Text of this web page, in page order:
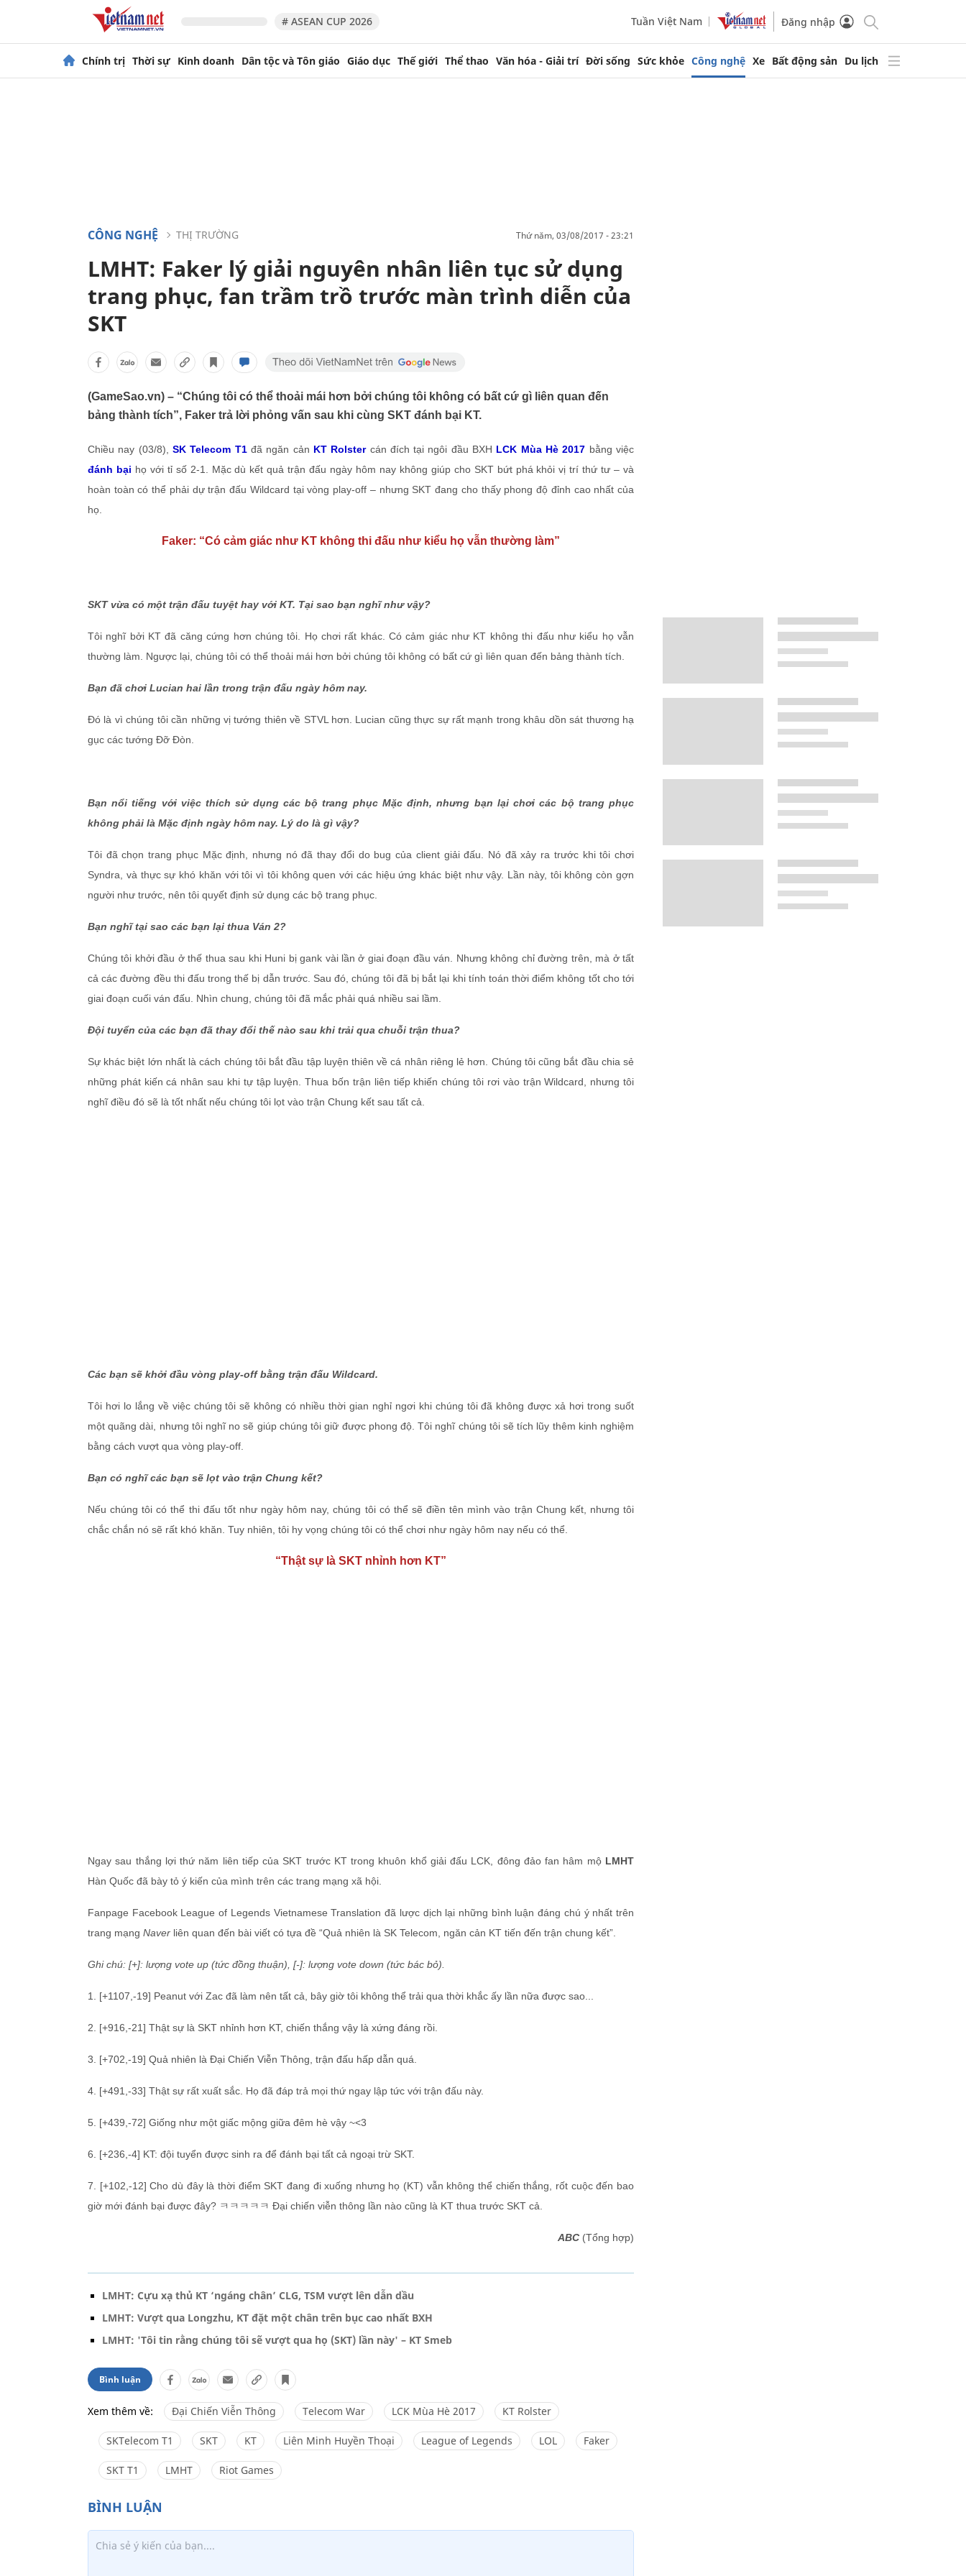
# ASEAN CUP 2026 Tuần Việt Nam Đăng nhập
Chính trị Thời sự Kinh doanh Dân tộc và Tôn giáo Giáo dục Thế giới Thể thao Văn hóa - Giải trí Đời sống Sức khỏe Công nghệ Xe Bất động sản Du lịch
CÔNG NGHỆ THỊ TRƯỜNG thứ năm, 03/08/2017 - 23:21
LMHT: Faker lý giải nguyên nhân liên tục sử dụng
trang phục, fan trầm trồ trước màn trình diễn của
SKT
(GameSao.vn) – “Chúng tôi có thể thoải mái hơn bởi chúng tôi không có bất cứ gì liên quan đến
bảng thành tích”, Faker trả lời phỏng vấn sau khi cùng SKT đánh bại KT.
Chiều nay (03/8), SK Telecom T1đã ngăn cản KT Rolstercán đích tại ngôi đầu BXH LCK Mùa Hè 2017 bằng việc
đánh bại họ với tỉ số 2-1. Mặc dù kết quả trận đấu ngày hôm nay không giúp cho SKT bứt phá khỏi vị trí thứ tư – và
hoàn toàn có thể phải dự trận đấu Wildcard tại vòng play-off – nhưng SKT đang cho thấy phong độ đỉnh cao nhất của
họ.
Faker: “Có cảm giác như KT không thi đấu như kiểu họ vẫn thường làm”
SKT vừa có một trận đấu tuyệt hay với KT. Tại sao bạn nghĩ như vậy?
Tôi nghĩ bởi KT đã căng cứng hơn chúng tôi. Họ chơi rất khác. Có cảm giác như KT không thi đấu như kiểu họ vẫn
thường làm. Ngược lại, chúng tôi có thể thoải mái hơn bởi chúng tôi không có bất cứ gì liên quan đến bảng thành tích.
Bạn đã chơi Lucian hai lần trong trận đấu ngày hôm nay.
Đó là vì chúng tôi cần những vị tướng thiên về STVL hơn. Lucian cũng thực sự rất mạnh trong khâu dồn sát thương hạ
gục các tướng Đỡ Đòn.
Bạn nổi tiếng với việc thích sử dụng các bộ trang phục Mặc định, nhưng bạn lại chơi các bộ trang phục
không phải là Mặc định ngày hôm nay. Lý do là gì vậy?
Tôi đã chọn trang phục Mặc định, nhưng nó đã thay đổi do bug của client giải đấu. Nó đã xảy ra trước khi tôi chơi
Syndra, và thực sự khó khăn với tôi vì tôi không quen với các hiệu ứng khác biệt như vậy. Lần này, tôi không còn gợn
người như trước, nên tôi quyết định sử dụng các bộ trang phục.
Bạn nghĩ tại sao các bạn lại thua Ván 2?
Chúng tôi khởi đầu ở thế thua sau khi Huni bị gank vài lần ở giai đoạn đầu ván. Nhưng không chỉ đường trên, mà ở tất
cả các đường đều thi đấu trong thế bị dẫn trước. Sau đó, chúng tôi đã bị bắt lại khi tính toán thời điểm không tốt cho tới
giai đoạn cuối ván đấu. Nhìn chung, chúng tôi đã mắc phải quá nhiều sai lầm.
Đội tuyển của các bạn đã thay đổi thế nào sau khi trải qua chuỗi trận thua?
Sự khác biệt lớn nhất là cách chúng tôi bắt đầu tập luyện thiên về cá nhân riêng lẻ hơn. Chúng tôi cũng bắt đầu chia sẻ
những phát kiến cá nhân sau khi tự tập luyện. Thua bốn trận liên tiếp khiến chúng tôi rơi vào trận Wildcard, nhưng tôi
nghĩ điều đó sẽ là tốt nhất nếu chúng tôi lọt vào trận Chung kết sau tất cả.
Các bạn sẽ khởi đầu vòng play-off bằng trận đấu Wildcard.
Tôi hơi lo lắng về việc chúng tôi sẽ không có nhiều thời gian nghỉ ngơi khi chúng tôi đã không được xả hơi trong suốt
một quãng dài, nhưng tôi nghĩ no sẽ giúp chúng tôi giữ được phong độ. Tôi nghĩ chúng tôi sẽ tích lũy thêm kinh nghiệm
bằng cách vượt qua vòng play-off.
Bạn có nghĩ các bạn sẽ lọt vào trận Chung kết?
Nếu chúng tôi có thể thi đấu tốt như ngày hôm nay, chúng tôi có thể sẽ điền tên mình vào trận Chung kết, nhưng tôi
chắc chắn nó sẽ rất khó khăn. Tuy nhiên, tôi hy vọng chúng tôi có thể chơi như ngày hôm nay nếu có thể.
“Thật sự là SKT nhỉnh hơn KT”
Ngay sau thắng lợi thứ năm liên tiếp của SKT trước KT trong khuôn khổ giải đấu LCK, đông đảo fan hâm mộ LMHT
Hàn Quốc đã bày tỏ ý kiến của mình trên các trang mạng xã hội.
Fanpage Facebook League of Legends Vietnamese Translation đã lược dịch lại những bình luận đáng chú ý nhất trên
trang mạng Naver liên quan đến bài viết có tựa đề “Quả nhiên là SK Telecom, ngăn cản KT tiến đến trận chung kết”.
Ghi chú: [+]: lượng vote up (tức đồng thuận), [-]: lượng vote down (tức bác bỏ).
1. [+1107,-19] Peanut với Zac đã làm nên tất cả, bây giờ tôi không thể trải qua thời khắc ấy lần nữa được sao...
2. [+916,-21] Thật sự là SKT nhỉnh hơn KT, chiến thắng vậy là xứng đáng rồi.
3. [+702,-19] Quả nhiên là Đại Chiến Viễn Thông, trận đấu hấp dẫn quá.
4. [+491,-33] Thật sự rất xuất sắc. Họ đã đáp trả mọi thứ ngay lập tức với trận đấu này.
5. [+439,-72] Giống như một giấc mộng giữa đêm hè vậy ~<3
6. [+236,-4] KT: đội tuyển được sinh ra để đánh bại tất cả ngoại trừ SKT.
7. [+102,-12] Cho dù đây là thời điểm SKT đang đi xuống nhưng họ (KT) vẫn không thể chiến thắng, rốt cuộc đến bao
giờ mới đánh bại được đây? ㅋㅋㅋㅋㅋ Đại chiến viễn thông lần nào cũng là KT thua trước SKT cả.
ABC (Tổng hợp)
LMHT: Cựu xạ thủ KT ‘ngáng chân’ CLG, TSM vượt lên dẫn dầu
LMHT: Vượt qua Longzhu, KT đặt một chân trên bục cao nhất BXH
LMHT: 'Tôi tin rằng chúng tôi sẽ vượt qua họ (SKT) lần này' – KT Smeb
Bình luận
Xem thêm về: Đại Chiến Viễn Thông Telecom War LCK Mùa Hè 2017 KT Rolster
SKTelecom T1 SKT KT Liên Minh Huyền Thoại League of Legends LOL Faker
SKT T1 LMHT Riot Games